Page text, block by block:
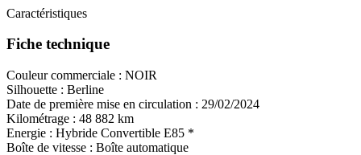
Caractéristiques
Fiche technique
Couleur commerciale : NOIR
Silhouette : Berline
Date de première mise en circulation : 29/02/2024
Kilométrage : 48 882 km
Energie : Hybride Convertible E85 *
Boîte de vitesse : Boîte automatique